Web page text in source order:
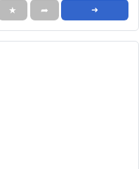
★ ➦ ➜